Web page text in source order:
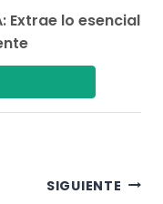
Extrae lo esencial
SIGUIENTE